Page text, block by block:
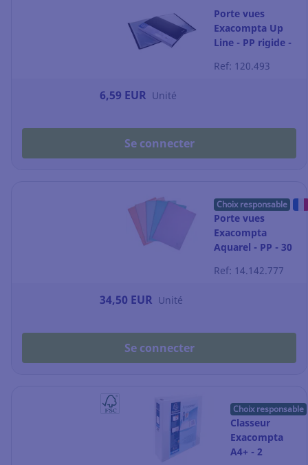
Porte vues
Exacompta Up
Line - PP rigide -
noir
Ref: 120.493
6,59 EUR Unité
Se connecter
Choix responsable
Porte vues
Exacompta
Aquarel - PP - 30
coloris assortis -
Ref: 14.142.777
34,50 EUR Unité
Se connecter
Choix responsable
Classeur
Exacompta
A4+ - 2